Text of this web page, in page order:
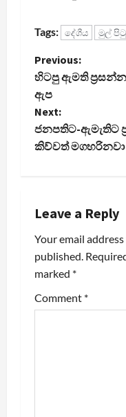
Tags: දේශීය මුල්
P
o
s
t
a
v
i
g
Previous:
හිටපු ඇමති
ඇප
Next:
ජනපතිට-ඇමැතිට
කිව්වත් මගහරිනවා
Leave a Reply
Your email
published.
marked *
Comment *